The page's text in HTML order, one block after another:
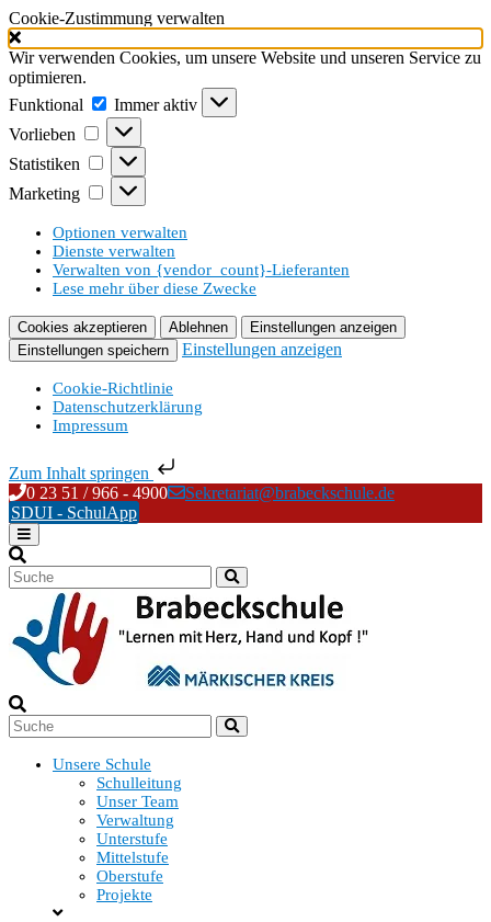
Cookie-Zustimmung verwalten
Wir verwenden Cookies, um unsere Website und unseren Service zu
optimieren.
Funktional
Funktional
Immer aktiv
Vorlieben
Vorlieben
Statistiken Statistiken
Marketing Marketing
Optionen verwalten
Dienste verwalten
Verwalten von {vendor_count}-Lieferanten
Lese mehr über diese Zwecke
Cookies akzeptieren Ablehnen
Einstellungen anzeigen
Einstellungen speichern
Einstellungen anzeigen
Cookie-Richtlinie
Datenschutzerklärung
Impressum
Zum Inhalt springen
Skip
to
content
0 23 51 / 966 - 4900
Sekretariat@brabeckschule.de
SDUI - SchulApp
Unsere Schule
Schulleitung
Unser Team
Verwaltung
Unterstufe
Mittelstufe
Oberstufe
Projekte